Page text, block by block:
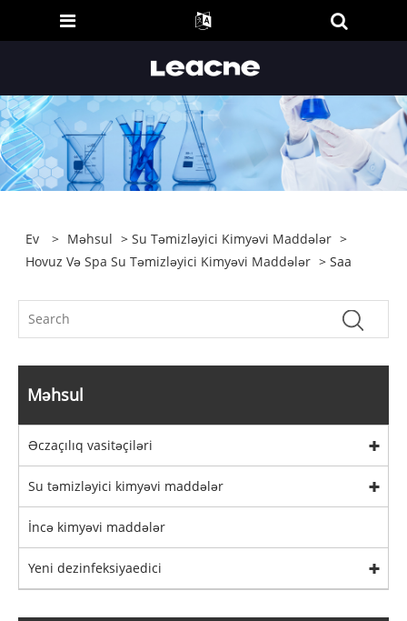
Ev > Məhsul >Su Təmizləyici Kimyəvi Maddələr >
Hovuz Və Spa Su Təmizləyici Kimyəvi Maddələr > Saa
Məhsul
Əczaçılıq vasitəçiləri
Su təmizləyici kimyəvi maddələr
İncə kimyəvi maddələr
Yeni dezinfeksiyaedici